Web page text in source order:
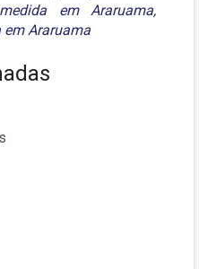
em Araruama,
em Araruama